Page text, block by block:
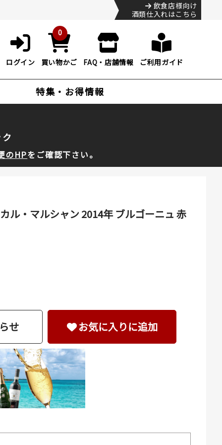
飲食店様向け
酒類仕入れはこちら
ログイン
0
買い物かご FAQ・店舗情報 ご利用ガイド
特集・お得情報
のHPをご確認下さい。
ル・マルシャン 2014年 ブルゴーニュ 赤
せ お気に入りに追加